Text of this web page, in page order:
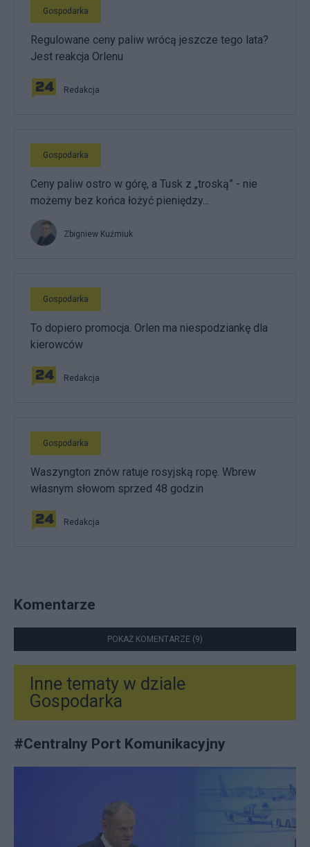
Gospodarka
Regulowane ceny paliw wrócą jeszcze tego lata?
Jest reakcja Orlenu
Redakcja
Gospodarka
Ceny paliw ostro w górę, a Tusk z „troską” - nie
możemy bez końca łożyć pieniędzy...
Zbigniew Kuźmiuk
Gospodarka
To dopiero promocja. Orlen ma niespodziankę dla
kierowców
Redakcja
Gospodarka
Waszyngton znów ratuje rosyjską ropę. Wbrew
własnym słowom sprzed 48 godzin
Redakcja
Komentarze
POKAŻ KOMENTARZE (9)
Inne tematy w dziale
Gospodarka
#Centralny Port Komunikacyjny